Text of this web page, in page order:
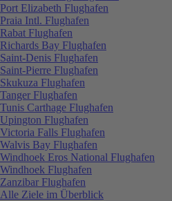
Port Elizabeth Flughafen
Praia Intl. Flughafen
Rabat Flughafen
Richards Bay Flughafen
Saint-Denis Flughafen
Saint-Pierre Flughafen
Skukuza Flughafen
Tanger Flughafen
Tunis Carthage Flughafen
Upington Flughafen
Victoria Falls Flughafen
Walvis Bay Flughafen
Windhoek Eros National Flughafen
Windhoek Flughafen
Zanzibar Flughafen
Alle Ziele im Überblick